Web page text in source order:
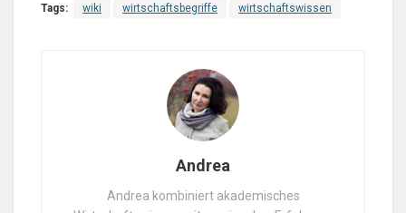
Tags: wiki wirtschaftsbegriffe wirtschaftswissen
Andrea
Andrea kombiniert akademisches